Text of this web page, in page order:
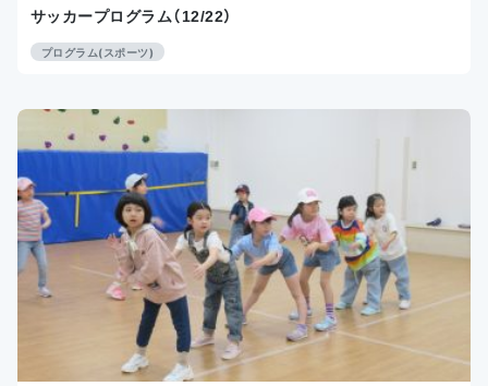
サッカープログラム（12/22）
プログラム(スポーツ)